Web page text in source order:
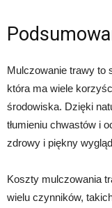
Mulczowanie trawy to
która ma wiele
środowiska. Dzięki
tłumieniu chwastów i
zdrowy i piękny
Koszty mulczowania
wielu czynników,